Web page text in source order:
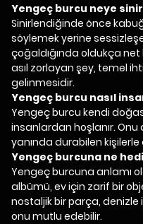
Yengeç burcu neye
Sinirlendiğinde önce
söylemek yerine
çoğaldığında oldukça
asıl zorlayan şey, temel
gelinmesidir.
Yengeç burcu nasıl
Yengeç burcu kendi
insanlardan hoşlanır.
yanında durabilen
Yengeç burcuna ne
Yengeç burcuna anlamı
albümü, ev için zarif bir
nostaljik bir parça,
onu mutlu edebilir.